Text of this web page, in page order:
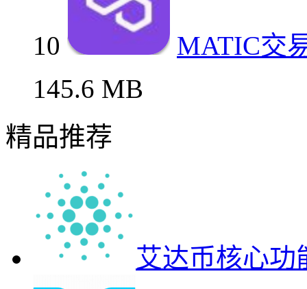
10
MATIC交
145.6 MB
精品推荐
艾达币核心功